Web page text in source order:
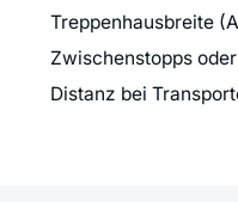
Treppenhausbreite
Zwischenstopps
Distanz bei